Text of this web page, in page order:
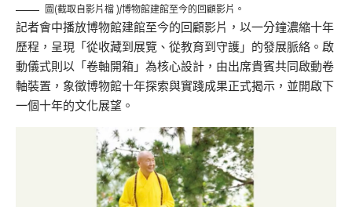
圖(截取自影片檔 )/博物館建館至今的回顧影片。
記者會中播放博物館建館至今的回顧影片，以一分鐘濃縮十年
歷程，呈現「從收藏到展覽、從教育到守護」的發展脈絡。啟
動儀式則以「卷軸開箱」為核心設計，由出席貴賓共同啟動卷
軸裝置，象徵博物館十年探索與實踐成果正式揭示，並開啟下
一個十年的文化展望。